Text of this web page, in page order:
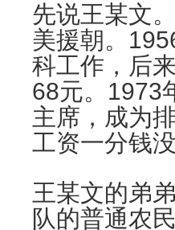
先说王某文
美援朝。
科工作，后
68元。1973
主席，成为
工资一分钱
王某文的弟
队的普通农